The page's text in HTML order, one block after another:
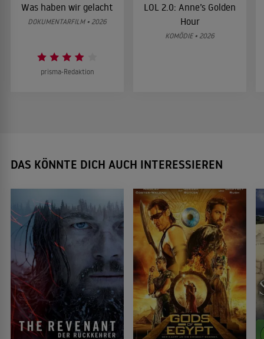
Was haben wir gelacht
DOKUMENTARFILM • 2026
prisma-Redaktion
LOL 2.0: Anne’s Golden
Hour
KOMÖDIE • 2026
DAS KÖNNTE DICH AUCH INTERESSIEREN